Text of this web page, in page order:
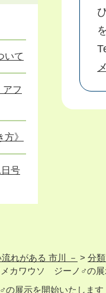
いて
フ
》
号
れがある 市川 － > 分
メカワウソ ジーノ♂の展
展示を開始いたします